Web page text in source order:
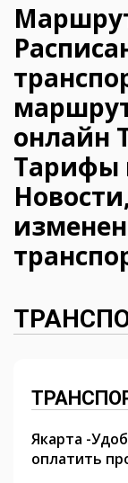
онлайн
Тарифы
Якарта -
оплатить